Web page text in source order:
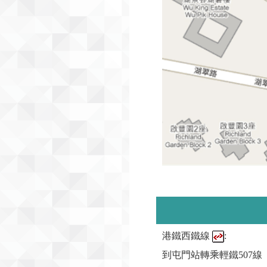
港鐵西鐵線
:
到屯門站轉乘輕鐵507線